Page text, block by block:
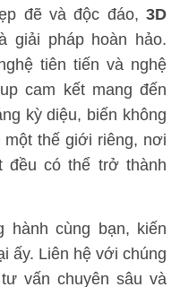
đẽ và độc đáo, 3D
giải pháp hoàn hảo.
tiên tiến và nghệ
cam kết mang đến
kỳ diệu, biến không
thế giới riêng, nơi
đều có thể trở thành
hành cùng bạn, kiến
ấy. Liên hệ với chúng
vấn chuyên sâu và